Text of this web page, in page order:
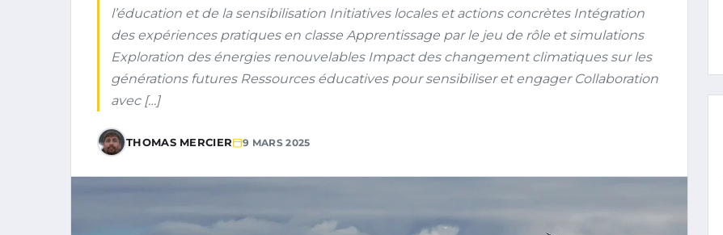
l’éducation et de la sensibilisation Initiatives locales et actions concrètes Intégration
des expériences pratiques en classe Apprentissage par le jeu de rôle et simulations
Exploration des énergies renouvelables Impact des changement climatiques sur les
générations futures Ressources éducatives pour sensibiliser et engager Collaboration
avec […]
THOMAS MERCIER 9 MARS 2025